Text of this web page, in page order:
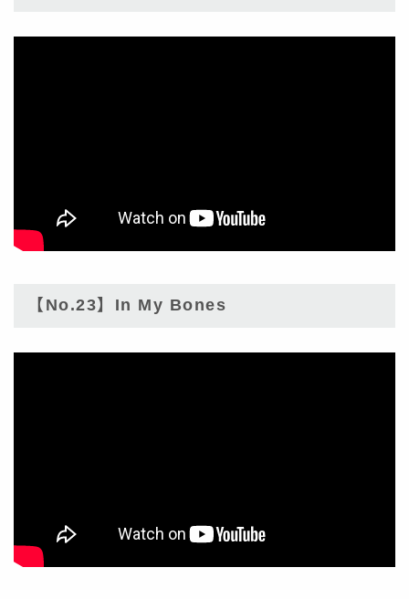
【No.23】In My Bones